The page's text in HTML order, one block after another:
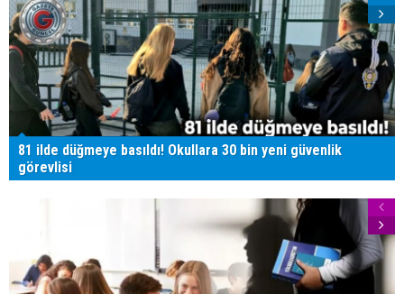
81 ilde düğmeye basıldı! Okullara 30 bin yeni güvenlik
görevlisi